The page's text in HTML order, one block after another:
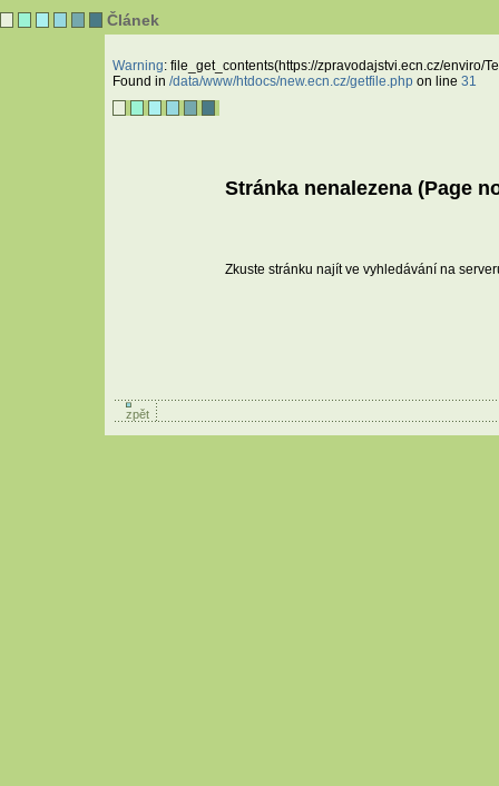
Článek
Warning: file_get_contents(https://zpravodajstvi.ecn.cz/enviro/
Found in /data/www/htdocs/new.ecn.cz/getfile.php on line 31
Stránka nenalezena (Page
Zkuste stránku najít ve vyhledávání na
zpět